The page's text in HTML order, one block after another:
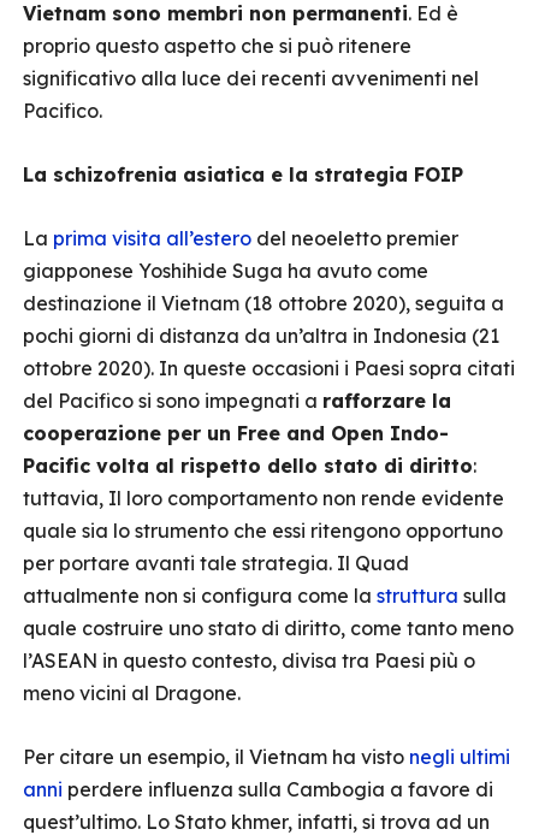
Vietnam sono membri non permanenti. Ed è
proprio questo aspetto che si può ritenere
significativo alla luce dei recenti avvenimenti nel
Pacifico.
La schizofrenia asiatica e la strategia FOIP
La prima visita all’estero del neoeletto premier
giapponese Yoshihide Suga ha avuto come
destinazione il Vietnam (18 ottobre 2020), seguita a
pochi giorni di distanza da un’altra in Indonesia (21
ottobre 2020). In queste occasioni i Paesi sopra citati
del Pacifico si sono impegnati a rafforzare la
cooperazione per un Free and Open Indo-
Pacific volta al rispetto dello stato di diritto:
tuttavia, Il loro comportamento non rende evidente
quale sia lo strumento che essi ritengono opportuno
per portare avanti tale strategia. Il Quad
attualmente non si configura come la struttura sulla
quale costruire uno stato di diritto, come tanto meno
l’ASEAN in questo contesto, divisa tra Paesi più o
meno vicini al Dragone.
Per citare un esempio, il Vietnam ha visto negli ultimi
anni perdere influenza sulla Cambogia a favore di
quest’ultimo. Lo Stato khmer, infatti, si trova ad un